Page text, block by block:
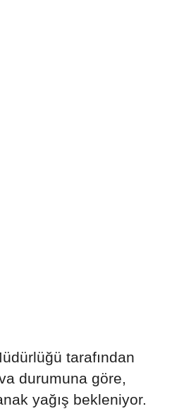
tarafından
durumuna göre,
yağış bekleniyor.